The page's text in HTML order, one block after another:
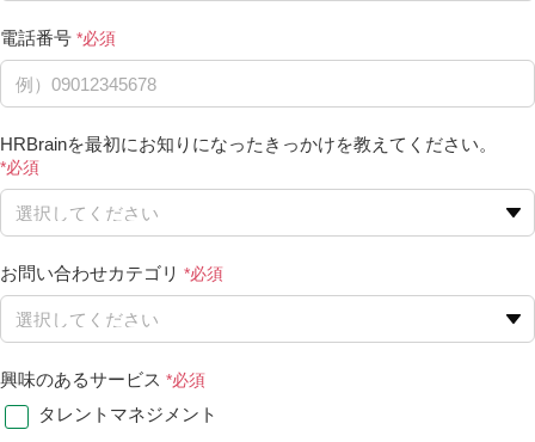
電話番号
HRBrainを最初にお知りになったきっかけを教えてください。
お問い合わせカテゴリ
興味のあるサービス
タレントマネジメント